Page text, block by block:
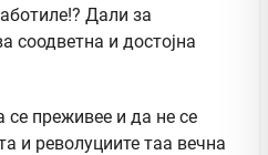
Дали за
соодветна и достојна
преживее и да не се
и револуциите таа вечна